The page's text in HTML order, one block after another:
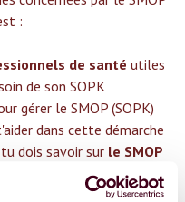
:‍
de santé utiles
de son SOPK
gérer le SMOP (SOPK)
dans cette démarche
dois savoir sur le SMOP